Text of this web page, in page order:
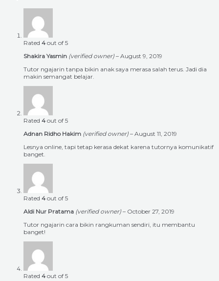
Rated 4 out of 5
Shakira Yasmin (verified owner) – August 9, 2019
Tutor ngajarin tanpa bikin anak saya merasa salah terus. Jadi dia
makin semangat belajar.
Rated 4 out of 5
Adnan Ridho Hakim (verified owner) – August 11, 2019
Lesnya online, tapi tetap kerasa dekat karena tutornya komunikatif
banget.
Rated 4 out of 5
Aldi Nur Pratama (verified owner) – October 27, 2019
Tutor ngajarin cara bikin rangkuman sendiri, itu membantu
banget!
Rated 4 out of 5